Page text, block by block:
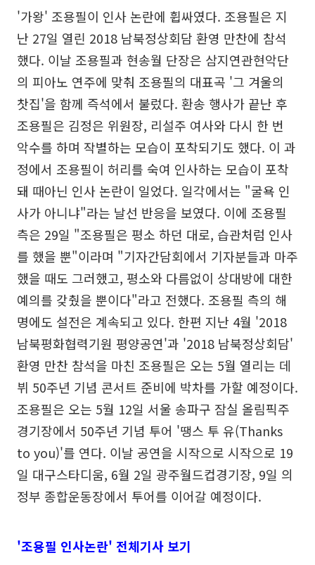
'가왕' 조용필이 인사 논란에 휩싸였다. 조용필은 지
난 27일 열린 2018 남북정상회담 환영 만찬에 참석
했다. 이날 조용필과 현송월 단장은 삼지연관현악단
의 피아노 연주에 맞춰 조용필의 대표곡 '그 겨울의
찻집'을 함께 즉석에서 불렀다. 환송 행사가 끝난 후
조용필은 김정은 위원장, 리설주 여사와 다시 한 번
악수를 하며 작별하는 모습이 포착되기도 했다. 이 과
정에서 조용필이 허리를 숙여 인사하는 모습이 포착
돼 때아닌 인사 논란이 일었다. 일각에서는 "굴욕 인
사가 아니냐"라는 날선 반응을 보였다. 이에 조용필
측은 29일 "조용필은 평소 하던 대로, 습관처럼 인사
를 했을 뿐"이라며 "기자간담회에서 기자분들과 마주
했을 때도 그러했고, 평소와 다름없이 상대방에 대한
예의를 갖췄을 뿐이다"라고 전했다. 조용필 측의 해
명에도 설전은 계속되고 있다. 한편 지난 4월 '2018
남북평화협력기원 평양공연'과 '2018 남북정상회담'
환영 만찬 참석을 마친 조용필은 오는 5월 열리는 데
뷔 50주년 기념 콘서트 준비에 박차를 가할 예정이다.
조용필은 오는 5월 12일 서울 송파구 잠실 올림픽주
경기장에서 50주년 기념 투어 '땡스 투 유(Thanks
to you)'를 연다. 이날 공연을 시작으로 시작으로 19
일 대구스타디움, 6월 2일 광주월드컵경기장, 9일 의
정부 종합운동장에서 투어를 이어갈 예정이다.
'조용필 인사논란' 전체기사 보기